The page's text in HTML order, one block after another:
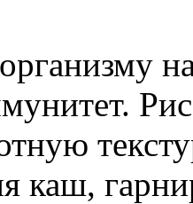
каш,